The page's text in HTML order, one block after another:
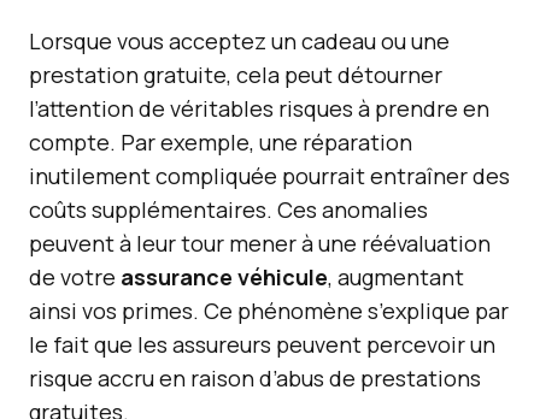
Lorsque vous acceptez un cadeau ou une
prestation gratuite, cela peut détourner
l’attention de véritables risques à prendre en
compte. Par exemple, une réparation
inutilement compliquée pourrait entraîner des
coûts supplémentaires. Ces anomalies
peuvent à leur tour mener à une réévaluation
de votre assurance véhicule, augmentant
ainsi vos primes. Ce phénomène s’explique par
le fait que les assureurs peuvent percevoir un
risque accru en raison d’abus de prestations
gratuites.